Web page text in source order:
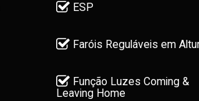
ESP
Faróis Reguláveis em
Função Luzes Coming &
Leaving Home